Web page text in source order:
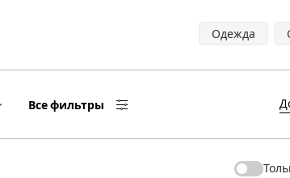
Одежда
Все фильтры